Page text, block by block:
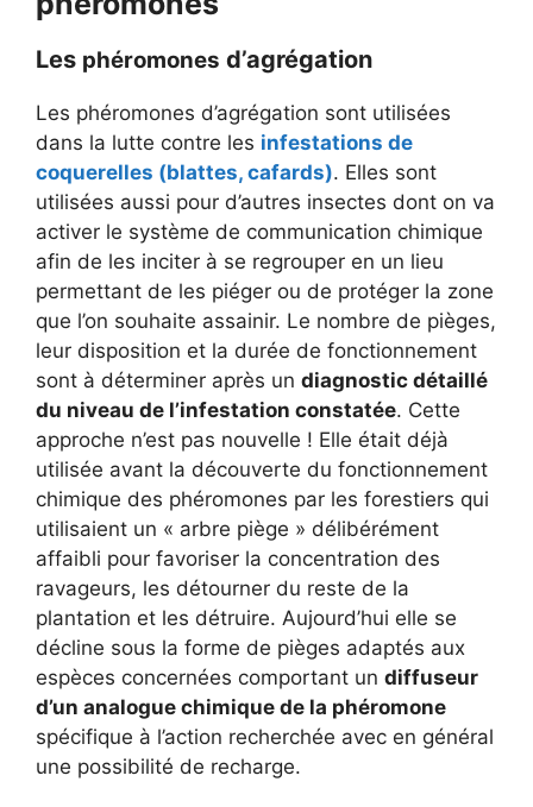
Les phéromones d’agrégation
Les phéromones d’agrégation sont utilisées
dans la lutte contre les infestations de
coquerelles (blattes, cafards). Elles sont
utilisées aussi pour d’autres insectes dont on va
activer le système de communication chimique
afin de les inciter à se regrouper en un lieu
permettant de les piéger ou de protéger la zone
que l’on souhaite assainir. Le nombre de pièges,
leur disposition et la durée de fonctionnement
sont à déterminer après un diagnostic détaillé
du niveau de l’infestation constatée. Cette
approche n’est pas nouvelle ! Elle était déjà
utilisée avant la découverte du fonctionnement
chimique des phéromones par les forestiers qui
utilisaient un « arbre piège » délibérément
affaibli pour favoriser la concentration des
ravageurs, les détourner du reste de la
plantation et les détruire. Aujourd’hui elle se
décline sous la forme de pièges adaptés aux
espèces concernées comportant un diffuseur
d’un analogue chimique de la phéromone
spécifique à l’action recherchée avec en général
une possibilité de recharge.